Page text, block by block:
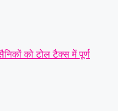
को टोल टैक्स में पूर्ण